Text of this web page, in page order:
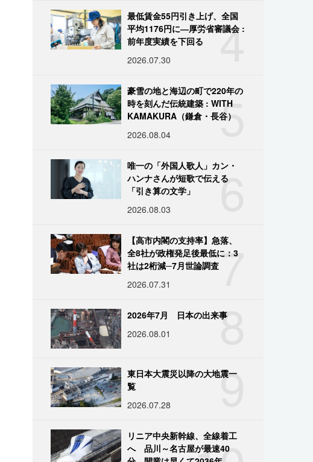
4
最低賃金55円引き上げ、全国
平均1176円に―厚労省審議会 :
前年度実績を下回る
2026.07.30
5
豪雪の地と海辺の町で220年の
時を刻んだ伝統建築 : WITH
KAMAKURA（鎌倉・長谷）
2026.08.04
6
唯一の「外国人歌人」カン・
ハンナさんが短歌で伝える
「引き算の文学」
2026.08.03
7
【高市内閣の支持率】急落、
全8社が政権発足後最低に：3
社は2桁減─7月世論調査
2026.07.31
8
2026年7月 日本の出来事
2026.08.01
9
東日本大震災以降の大地震一
覧
2026.07.28
リニア中央新幹線、全線着工
へ 品川～名古屋が最速40